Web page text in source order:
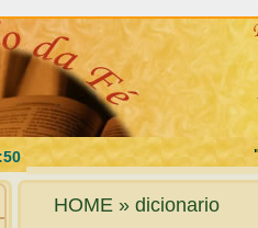
HOME » dicionario